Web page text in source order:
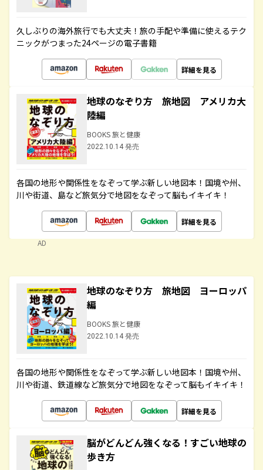
久しぶりの海外旅行でも大丈夫！旅の手配や準備に使えるテク
ニックがつまった24ページの電子書籍
詳細を見る
地球のなぞり方 旅地図 アメリカ大
陸編
BOOKS 旅と健康
2022.10.14 発売
各国の地形や関係性をなぞって学ぶ新しい地図本！国境や州、
川や街道、島など旅気分で地図をなぞって脳もイキイキ！
詳細を見る
AD
地球のなぞり方 旅地図 ヨーロッパ
編
BOOKS 旅と健康
2022.10.14 発売
各国の地形や関係性をなぞって学ぶ新しい地図本！国境や州、
川や街道、鉄道線など旅気分で地図をなぞって脳もイキイキ！
詳細を見る
脳がどんどん強くなる！すごい地球の
歩き方